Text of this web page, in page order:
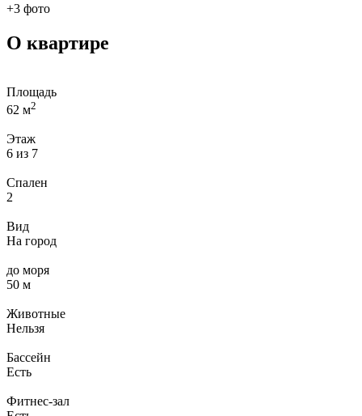
+3 фото
О квартире
Площадь
62 м2
Этаж
6 из 7
Спален
2
Вид
На город
до моря
50 м
Животные
Нельзя
Бассейн
Есть
Фитнес-зал